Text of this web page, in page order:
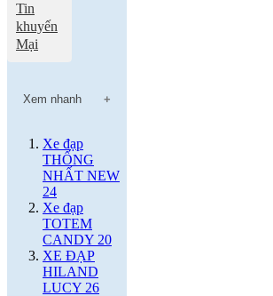
Tin
khuyến
Mại
Xem nhanh
Xe đạp
THỐNG
NHẤT NEW
24
Xe đạp
TOTEM
CANDY 20
XE ĐẠP
HILAND
LUCY 26